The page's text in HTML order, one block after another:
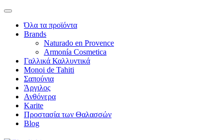
Όλα τα προϊόντα
Brands
Naturado en Provence
Armonía Cosmetica
Γαλλικά Καλλυντικά
Monoi de Tahiti
Σαπούνια
Άργιλος
Ανθόνερα
Karite
Προστασία των Θαλασσών
Blog